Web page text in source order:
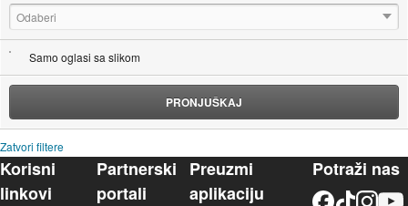
Odaberi
Samo oglasi sa slikom
PRONJUŠKAJ
Zatvori filtere
Korisni
linkovi
Partnerski
portali
Preuzmi
aplikaciju
Potraži nas